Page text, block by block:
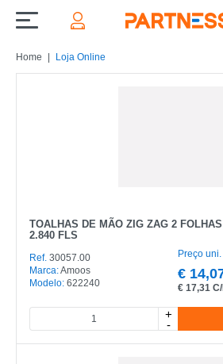
Home Loja Online
TOALHAS DE MÃO ZIG ZAG 2
2.840 FLS
Ref. 30057.00
Marca:Amoos
Modelo: 622240
Preço uni.
€
€ 17,31
+
-